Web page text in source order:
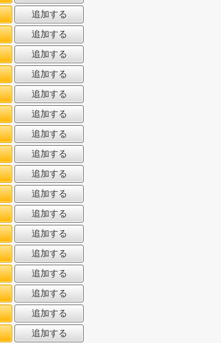
追加する
追加する
追加する
追加する
追加する
追加する
追加する
追加する
追加する
追加する
追加する
追加する
追加する
追加する
追加する
追加する
追加する